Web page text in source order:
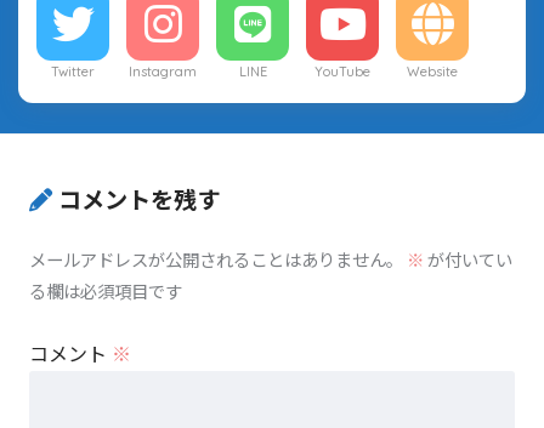
Twitter Instagram LINE YouTube Website
コメントを残す
メールアドレスが公開されることはありません。 ※が付いてい
る欄は必須項目です
コメント ※